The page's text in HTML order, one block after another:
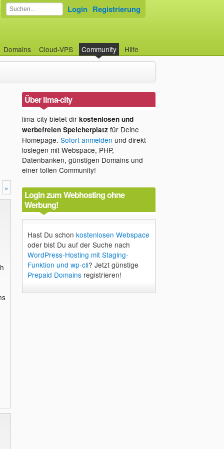
Domains Cloud-VPS Community Hilfe
Login Registrierung
»
Über lima-city
lima-city bietet dir kostenlosen und
werbefreien Speicherplatzfür Deine
Homepage. Sofort anmelden und direkt
loslegen mit Webspace, PHP,
Datenbanken, günstigen Domains und
einer tollen Community!
Login zum Webhosting ohne
Werbung!
Hast Du schon kostenlosen Webspace
oder bist Du auf der Suche nach
WordPress-Hosting mit Staging-
Funktion und wp-cli? Jetzt günstige
Prepaid Domainsregistrieren!